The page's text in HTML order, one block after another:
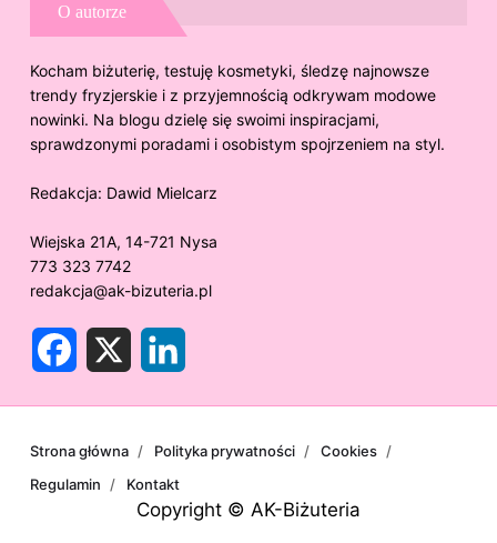
O autorze
Kocham biżuterię, testuję kosmetyki, śledzę najnowsze
trendy fryzjerskie i z przyjemnością odkrywam modowe
nowinki. Na blogu dzielę się swoimi inspiracjami,
sprawdzonymi poradami i osobistym spojrzeniem na styl.
Redakcja: Dawid Mielcarz
Wiejska 21A, 14-721 Nysa
773 323 7742
redakcja@ak-bizuteria.pl
b
k
e
n
Copyright © AK-Biżuteria
Strona główna Polityka prywatności
Cookies
Regulamin
Kontakt